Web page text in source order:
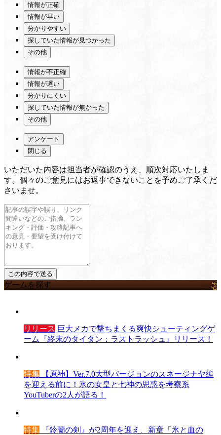
情報が正確
情報が早い
分かりやすい
探していた情報が見つかった
その他
情報が不正確
情報が遅い
分かりにくい
探していた情報が無かった
その他
アンケート
閉じる
いただいた内容は担当者が確認のうえ、順次対応いたしま
す。個々のご意見にはお返事できないことを予めご了承くだ
さいませ。
ゲームを探す
リリース 巨大メカで撃ちまくる爽快シューティングゲ
ーム『終末のタイタン：ラストラッシュ』リリース！
特集 【原神】Ver.7.0大型バージョンのスネージナヤ編
を迎える前に！氷の女皇と七神の思惑を考察系
YouTuberの2人が語る！
特集 『鈴蘭の剣』が2周年を迎え、新章「氷と血の